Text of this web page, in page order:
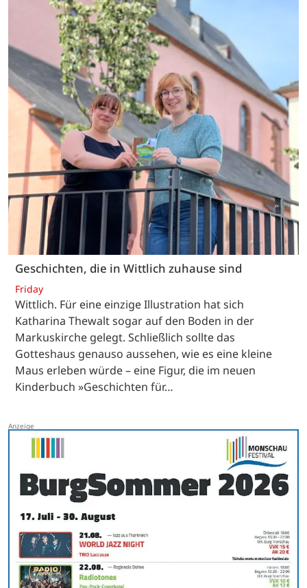
Geschichten, die in Wittlich zuhause sind
Friday
Wittlich. Für eine einzige Illustration hat sich
Katharina Thewalt sogar auf den Boden in der
Markuskirche gelegt. Schließlich sollte das
Gotteshaus genauso aussehen, wie es eine kleine
Maus erleben würde – eine Figur, die im neuen
Kinderbuch »Geschichten für…